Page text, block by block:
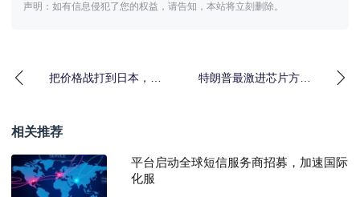
声明：如有信息侵犯了您的权益，请告知，本站将立刻删除。
把价格战打到日本，比
特朗普最激进芯片方案
相关推荐
平台启动全球短信服务商招募，加速国际
化服